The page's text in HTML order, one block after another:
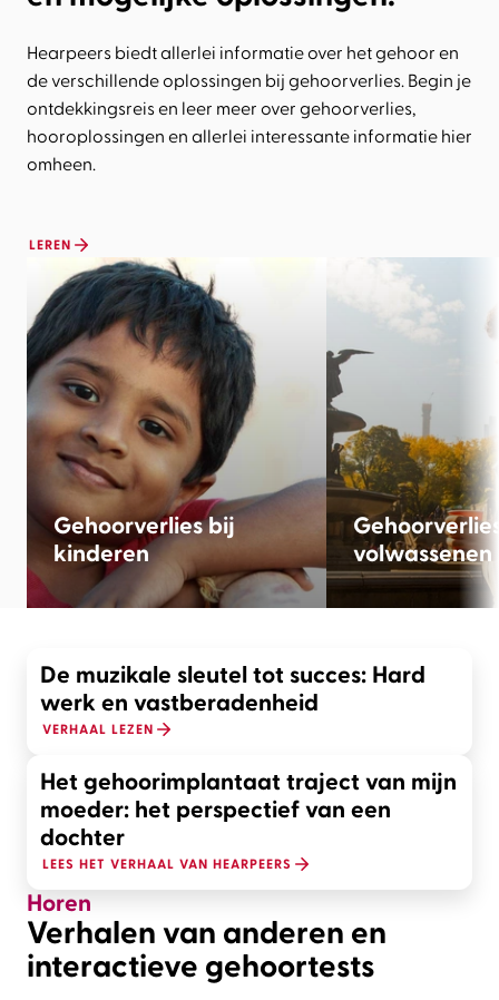
Hearpeers biedt allerlei informatie over het gehoor en
de verschillende oplossingen bij gehoorverlies. Begin je
ontdekkingsreis en leer meer over gehoorverlies,
hooroplossingen en allerlei interessante informatie hier
omheen.
LEREN
Gehoorverlies bij
kinderen
Gehoorverlies bij
kinderen
Zo kun je je kind helpen
MEER INFORMATIE
volwassenen
volwassenen
Ondersteuning
De muzikale sleutel tot succes: Hard
werk en vastberadenheid
VERHAAL LEZEN
Het gehoorimplantaat traject van mijn
moeder: het perspectief van een
dochter
LEES HET VERHAAL VAN HEARPEERS
Horen
Verhalen van anderen en
interactieve gehoortests